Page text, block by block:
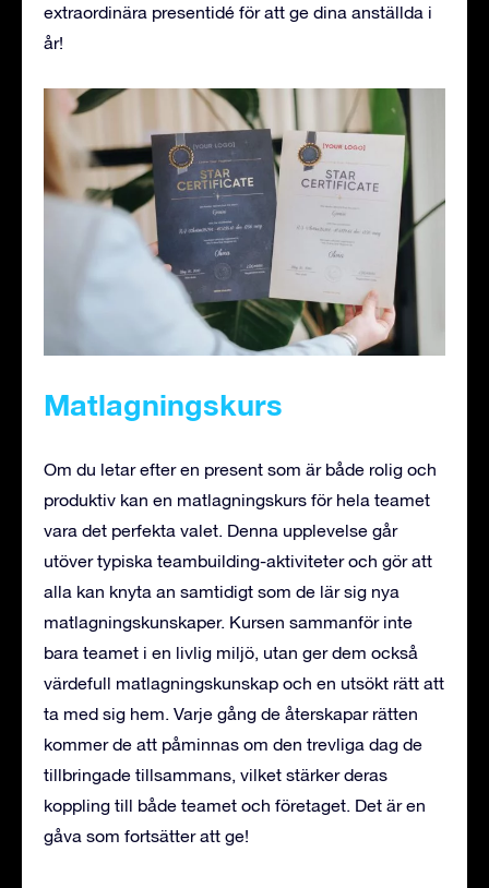
extraordinära presentidé för att ge dina anställda i
år!
Matlagningskurs
Om du letar efter en present som är både rolig och
produktiv kan en matlagningskurs för hela teamet
vara det perfekta valet. Denna upplevelse går
utöver typiska teambuilding-aktiviteter och gör att
alla kan knyta an samtidigt som de lär sig nya
matlagningskunskaper. Kursen sammanför inte
bara teamet i en livlig miljö, utan ger dem också
värdefull matlagningskunskap och en utsökt rätt att
ta med sig hem. Varje gång de återskapar rätten
kommer de att påminnas om den trevliga dag de
tillbringade tillsammans, vilket stärker deras
koppling till både teamet och företaget. Det är en
gåva som fortsätter att ge!